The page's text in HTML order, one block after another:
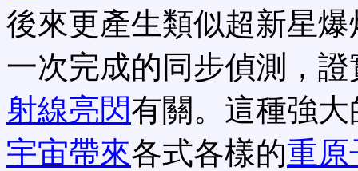
後來更產生類似超新星爆
一次完成的同步偵測，
射線亮閃有關。這種強
宇宙帶來各式各樣的重原